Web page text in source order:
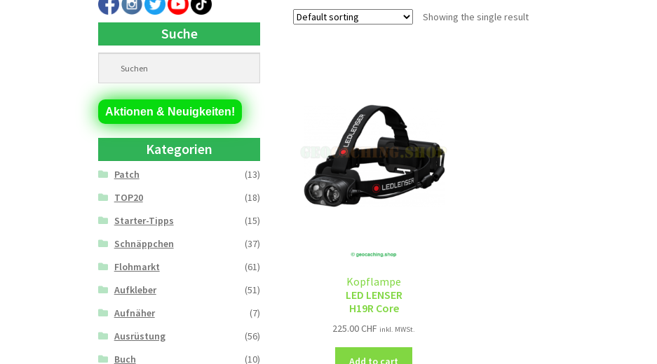
Showing the single result
Kopflampe
LED LENSER
H19R Core
225.00CHF inkl. MWSt.
Add to cart
Suche
Aktionen & Neuigkeiten!
Kategorien
Patch
(13)
TOP20
(18)
Starter-Tipps
(15)
Schnäppchen
(37)
Flohmarkt
(61)
Aufkleber
(51)
Aufnäher
(7)
Ausrüstung
(56)
Buch
(10)